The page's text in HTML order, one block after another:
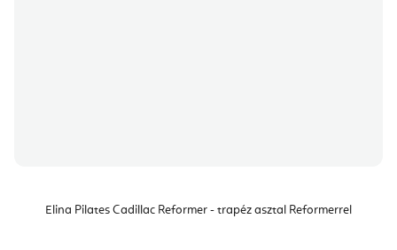
Elina Pilates Cadillac Reformer - trapéz asztal Reformerrel